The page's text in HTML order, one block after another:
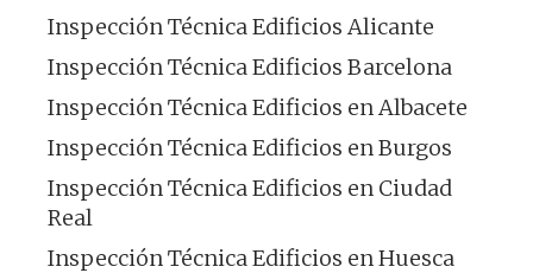
Inspección Técnica Edificios Alicante
Inspección Técnica Edificios Barcelona
Inspección Técnica Edificios en Albacete
Inspección Técnica Edificios en Burgos
Inspección Técnica Edificios en Ciudad
Real
Inspección Técnica Edificios en Huesca